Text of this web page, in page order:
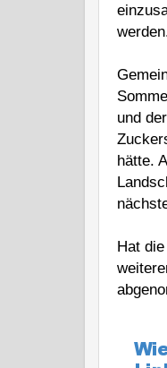
und
hätte.
Hat